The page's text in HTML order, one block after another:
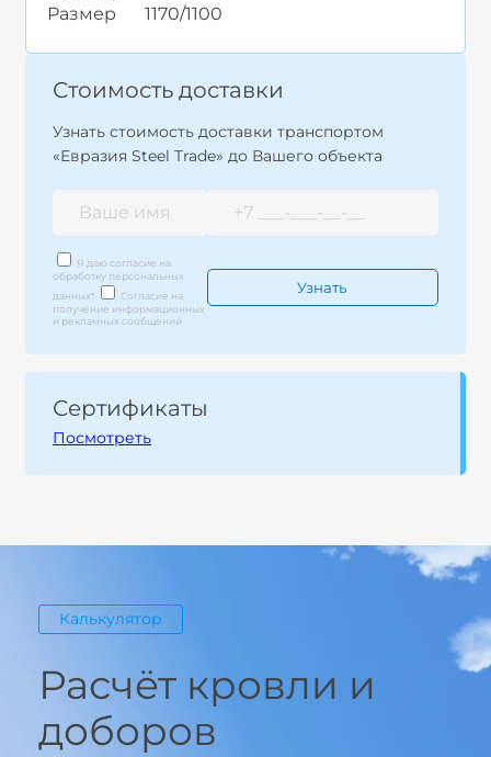
Размер
1170/1100
Стоимость доставки
Узнать стоимость доставки транспортом
«Евразия Steel Trade» до Вашего объекта
Я даю согласие на
обработку персональных
данных*
Согласие на
получение информационных
и рекламных сообщений
Сертификаты
Посмотреть
Калькулятор
Расчёт кровли и
доборов